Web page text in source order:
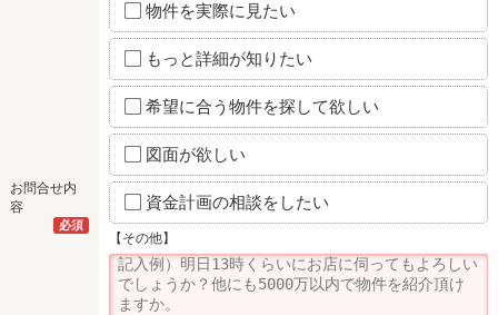
お問合せ内
容
必須
物件を実際に見たい
もっと詳細が知りたい
希望に合う物件を探して欲しい
図面が欲しい
資金計画の相談をしたい
【その他】